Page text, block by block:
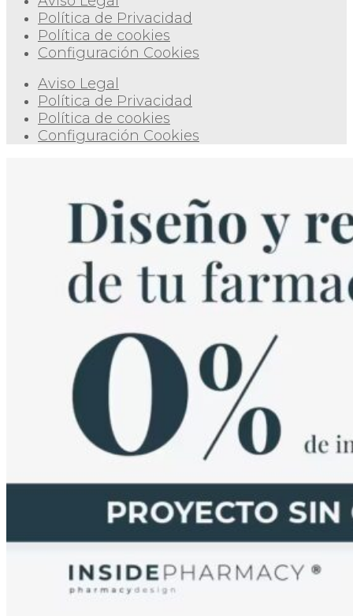
Política de Privacidad
Política de cookies
Configuración Cookies
Aviso Legal
Política de Privacidad
Política de cookies
Configuración Cookies